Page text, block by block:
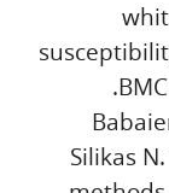
Silikas